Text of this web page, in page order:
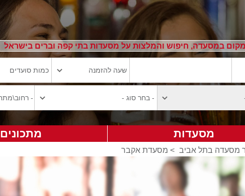
במסעדה, חיפוש והמלצות על מסעדות בתי קפה וברים בישראל
מסעדות מתכונים
מסעדה בתל אביב > מסעדת אקבר